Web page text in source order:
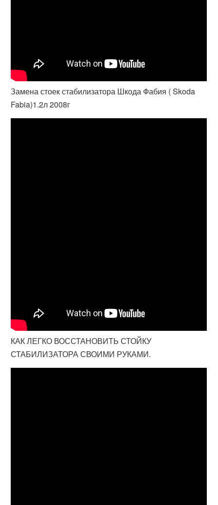
Замена стоек стабилизатора Шкода Фабия ( Skoda
Fabia)1.2л 2008г
КАК ЛЕГКО ВОССТАНОВИТЬ СТОЙКУ
СТАБИЛИЗАТОРА СВОИМИ РУКАМИ.